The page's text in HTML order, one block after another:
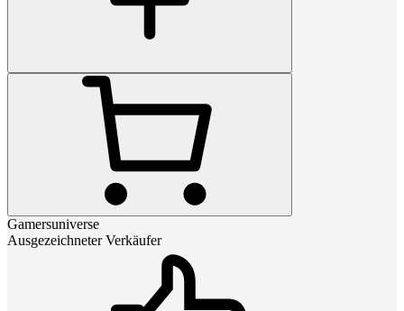
Gamersuniverse
Ausgezeichneter Verkäufer